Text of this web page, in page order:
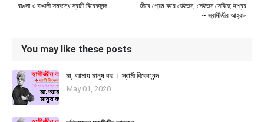
জীবে প্রেম করে যেইজন, সেইজন সেবিছে ঈশ্বর
~ স্বামীজীর আহ্বান
বাঙলা ও বাঙালী সম্বন্ধে স্বামী বিবেকানন্দ
You may like these posts
মা, আমায় মানুষ কর । স্বামী বিবেকানন্দ
May 01, 2020